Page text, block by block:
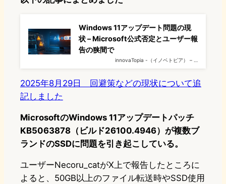
Windows 11アップデート問題の現
状 – Microsoft公式否定とユーザー報
告の狭間で
innovaTopia -（イノベトピア） – …
2025年8月29日 回避策などの現状について追
記しました
MicrosoftのWindows 11アップデートパッチ
KB5063878（ビルド26100.4946）が複数ブ
ランドのSSDに問題を引き起こしている。
ユーザーNecoru_catがX上で報告したところに
よると、50GB以上のファイル転送時やSSD使用